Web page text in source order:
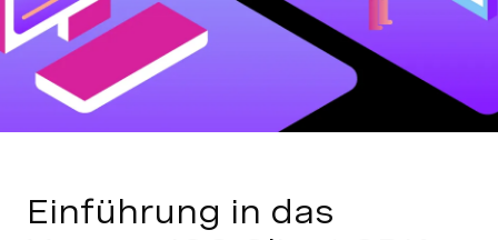
Einführung in das